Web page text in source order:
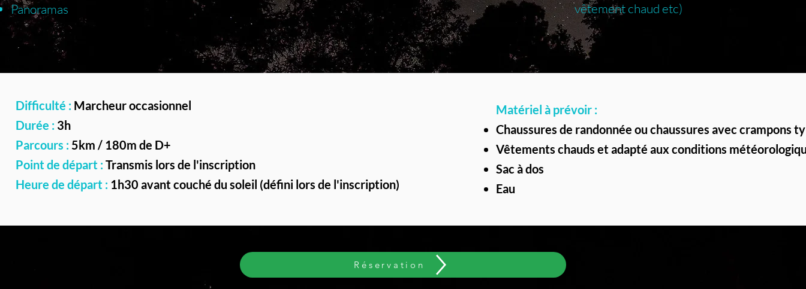
Panoramas
vêtement chaud etc)
Difficulté : Marcheur occasionnel
Durée : 3h
Parcours : 5km / 180m de D+
Point de départ :Transmis lors de l'inscription
Heure de départ : 1h30 avant couché du soleil (défini lors de l'inscription)
Matériel à prévoir :
Chaussures de randonnée ou chaussures avec crampons
Vêtements chauds et adapté aux conditions
Sac à dos
Eau
Réservation